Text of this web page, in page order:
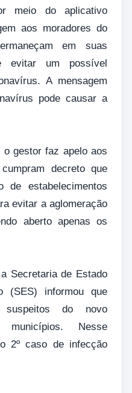
meio do aplicativo
aos moradores do
em suas
evitar um possível
A mensagem
pode causar a
gestor faz apelo aos
decreto que
de estabelecimentos
evitar a aglomeração
aberto apenas os
Secretaria de Estado
(SES) informou que
do novo
Nesse
2º caso de infecção